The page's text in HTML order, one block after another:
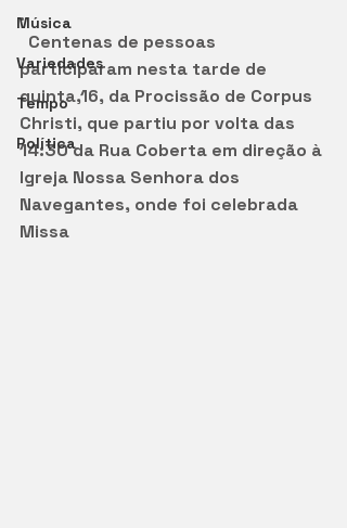
Música
Variedades
Tempo
Política
.
participaram nesta tarde de
quinta,16, da Procissão de Corpus
Christi, que partiu por volta das
14:30 da Rua Coberta em direção à
Igreja Nossa Senhora dos
Navegantes, onde foi celebrada
Missa